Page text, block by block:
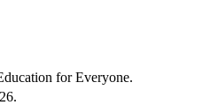
for Everyone.